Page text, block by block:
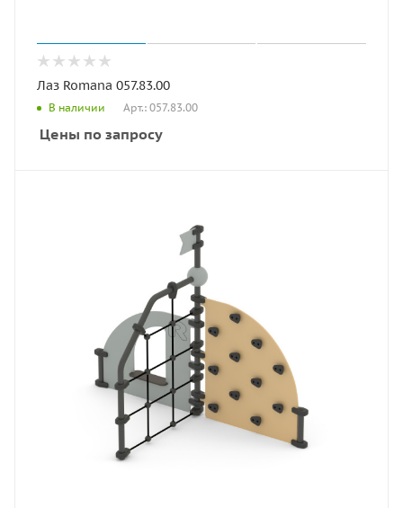
Лаз Romana 057.83.00
В наличии Арт.: 057.83.00
Цены по запросу